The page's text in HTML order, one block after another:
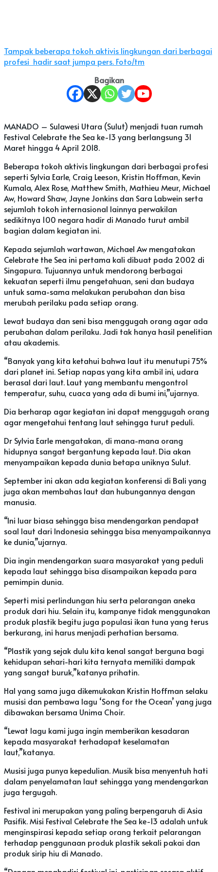
Tampak beberapa tokoh aktivis lingkungan dari berbagai
profesi hadir saat jumpa pers. Foto/tm
Bagikan
MANADO – Sulawesi Utara (Sulut) menjadi tuan rumah
Festival Celebrate the Sea ke-13 yang berlangsung 31
Maret hingga 4 April 2018.
Beberapa tokoh aktivis lingkungan dari berbagai profesi
seperti Sylvia Earle, Craig Leeson, Kristin Hoffman, Kevin
Kumala, Alex Rose, Matthew Smith, Mathieu Meur, Michael
Aw, Howard Shaw, Jayne Jonkins dan Sara Labwein serta
sejumlah tokoh internasional lainnya perwakilan
sedikitnya 100 negara hadir di Manado turut ambil
bagian dalam kegiatan ini.
Kepada sejumlah wartawan, Michael Aw mengatakan
Celebrate the Sea ini pertama kali dibuat pada 2002 di
Singapura. Tujuannya untuk mendorong berbagai
kekuatan seperti ilmu pengetahuan, seni dan budaya
untuk sama-sama melakukan perubahan dan bisa
merubah perilaku pada setiap orang.
Lewat budaya dan seni bisa menggugah orang agar ada
perubahan dalam perilaku. Jadi tak hanya hasil penelitian
atau akademis.
“Banyak yang kita ketahui bahwa laut itu menutupi 75%
dari planet ini. Setiap napas yang kita ambil ini, udara
berasal dari laut. Laut yang membantu mengontrol
temperatur, suhu, cuaca yang ada di bumi ini,”ujarnya.
Dia berharap agar kegiatan ini dapat menggugah orang
agar mengetahui tentang laut sehingga turut peduli.
Dr Sylvia Earle mengatakan, di mana-mana orang
hidupnya sangat bergantung kepada laut. Dia akan
menyampaikan kepada dunia betapa uniknya Sulut.
September ini akan ada kegiatan konferensi di Bali yang
juga akan membahas laut dan hubungannya dengan
manusia.
“Ini luar biasa sehingga bisa mendengarkan pendapat
soal laut dari Indonesia sehingga bisa menyampaikannya
ke dunia,”ujarnya.
Dia ingin mendengarkan suara masyarakat yang peduli
kepada laut sehingga bisa disampaikan kepada para
pemimpin dunia.
Seperti misi perlindungan hiu serta pelarangan aneka
produk dari hiu. Selain itu, kampanye tidak menggunakan
produk plastik begitu juga populasi ikan tuna yang terus
berkurang, ini harus menjadi perhatian bersama.
“Plastik yang sejak dulu kita kenal sangat berguna bagi
kehidupan sehari-hari kita ternyata memiliki dampak
yang sangat buruk,”katanya prihatin.
Hal yang sama juga dikemukakan Kristin Hoffman selaku
musisi dan pembawa lagu ‘Song for the Ocean’ yang juga
dibawakan bersama Unima Choir.
“Lewat lagu kami juga ingin memberikan kesadaran
kepada masyarakat terhadapat keselamatan
laut,”katanya.
Musisi juga punya kepedulian. Musik bisa menyentuh hati
dalam penyelamatan laut sehingga yang mendengarkan
juga tergugah.
Festival ini merupakan yang paling berpengaruh di Asia
Pasifik. Misi Festival Celebrate the Sea ke-13 adalah untuk
menginspirasi kepada setiap orang terkait pelarangan
terhadap penggunaan produk plastik sekali pakai dan
produk sirip hiu di Manado.